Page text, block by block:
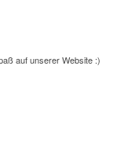
auf unserer Website :)